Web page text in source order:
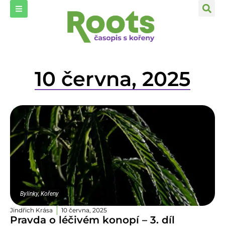
10 června, 2025
Bylinky,Kořeny
Jindřich Krása 10 června, 2025
Pravda o léčivém konopí – 3. díl